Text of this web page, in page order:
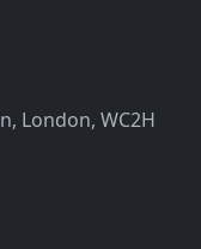
London, WC2H